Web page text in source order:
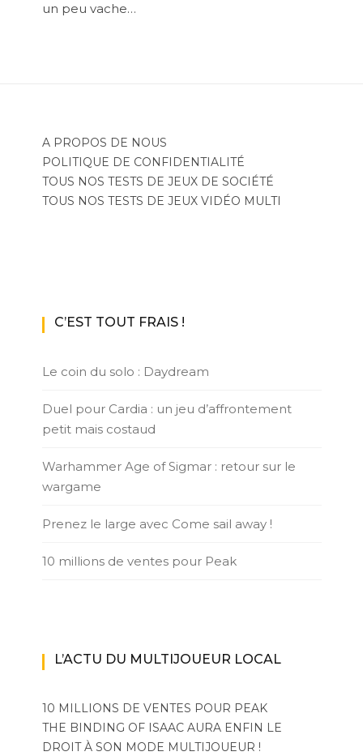
un peu vache…
A PROPOS DE NOUS
POLITIQUE DE CONFIDENTIALITÉ
TOUS NOS TESTS DE JEUX DE SOCIÉTÉ
TOUS NOS TESTS DE JEUX VIDÉO MULTI
C’EST TOUT FRAIS !
Le coin du solo : Daydream
Duel pour Cardia : un jeu d’affrontement
petit mais costaud
Warhammer Age of Sigmar : retour sur le
wargame
Prenez le large avec Come sail away !
10 millions de ventes pour Peak
L’ACTU DU MULTIJOUEUR LOCAL
10 MILLIONS DE VENTES POUR PEAK
THE BINDING OF ISAAC AURA ENFIN LE
DROIT À SON MODE MULTIJOUEUR !